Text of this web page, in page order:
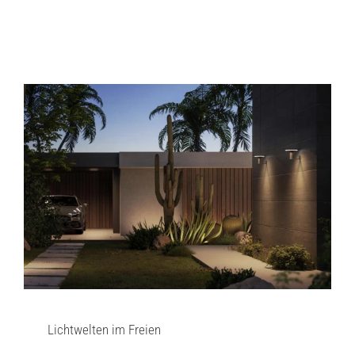
Lichtwelten im Freien